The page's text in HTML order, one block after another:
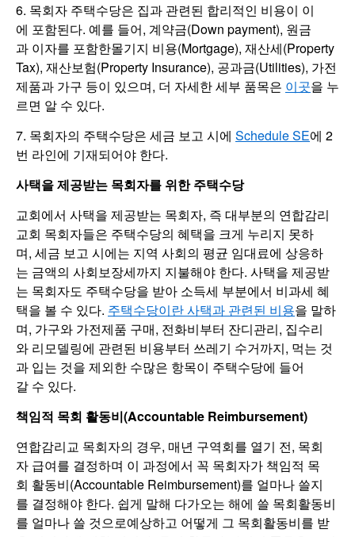
6. 목회자 주택수당은 집과 관련된 합리적인 비용이 이
에 포함된다. 예를 들어, 계약금(Down payment), 원금
과 이자를 포함한몰기지 비용(Mortgage), 재산세(Property
Tax), 재산보험(Property Insurance), 공과금(Utilities), 가전
제품과 가구 등이 있으며, 더 자세한 세부 품목은 이곳을 누
르면 알 수 있다.
7. 목회자의 주택수당은 세금 보고 시에 Schedule SE에 2
번 라인에 기재되어야 한다.
사택을 제공받는 목회자를 위한 주택수당
교회에서 사택을 제공받는 목회자, 즉 대부분의 연합감리
교회 목회자들은 주택수당의 혜택을 크게 누리지 못하
며, 세금 보고 시에는 지역 사회의 평균 임대료에 상응하
는 금액의 사회보장세까지 지불해야 한다. 사택을 제공받
는 목회자도 주택수당을 받아 소득세 부분에서 비과세 혜
택을 볼 수 있다. 주택수당이란 사택과 관련된 비용을 말하
며, 가구와 가전제품 구매, 전화비부터 잔디관리, 집수리
와 리모델링에 관련된 비용부터 쓰레기 수거까지, 먹는 것
과 입는 것을 제외한 수많은 항목이 주택수당에 들어
갈 수 있다.
책임적 목회 활동비(Accountable Reimbursement)
연합감리교 목회자의 경우, 매년 구역회를 열기 전, 목회
자 급여를 결정하며 이 과정에서 꼭 목회자가 책임적 목
회 활동비(Accountable Reimbursement)를 얼마나 쓸지
를 결정해야 한다. 쉽게 말해 다가오는 해에 쓸 목회활동비
를 얼마나 쓸 것으로예상하고 어떻게 그 목회활동비를 받